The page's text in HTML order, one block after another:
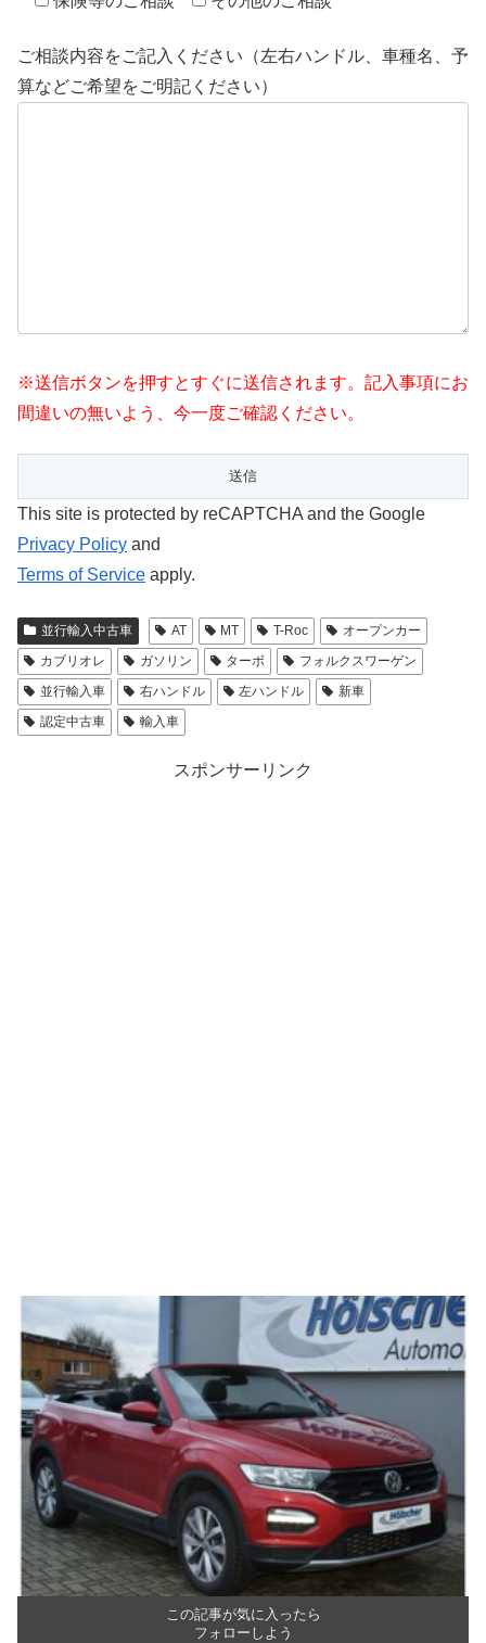
ご相談内容をご記入ください（左右ハンドル、車種名、予
算などご希望をご明記ください）
※送信ボタンを押すとすぐに送信されます。記入事項にお
間違いの無いよう、今一度ご確認ください。
This site is protected by reCAPTCHA and the Google
Privacy Policy and
Terms of Service apply.
並行輸入中古車 AT MT T-Roc
オープンカー
カブリオレ
ガソリン ターボ
フォルクスワーゲン
並行輸入車
右ハンドル 左ハンドル
新車
認定中古車
輸入車
スポンサーリンク
この記事が気に入ったら
フォローしよう